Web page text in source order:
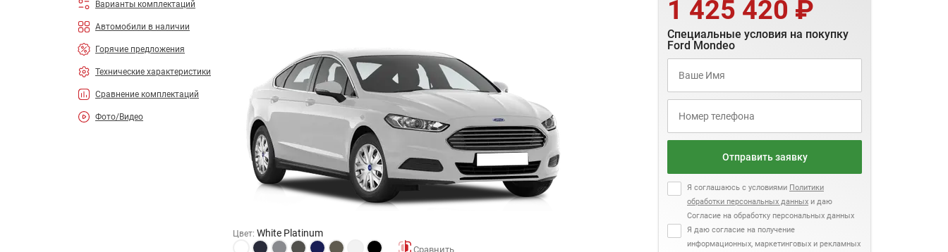
Варианты комплектаций
Автомобили в наличии
Горячие предложения
Технические характеристики
Сравнение комплектаций
Фото/Видео
Цвет: White Platinum
1 425 420 ₽
Специальные условия на покупку
Ford Mondeo
Отправить заявку
Я соглашаюсь с условиями Политики
обработки персональных данных и даю
Согласие на обработку персональных данных
Я даю согласие на получение
информационных, маркетинговых и рекламных